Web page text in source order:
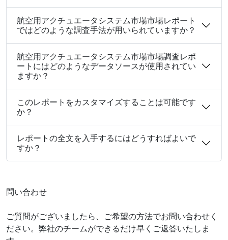
航空用アクチュエータシステム市場市場レポート
ではどのような調査手法が用いられていますか？
航空用アクチュエータシステム市場市場調査レポ
ートにはどのようなデータソースが使用されてい
ますか？
このレポートをカスタマイズすることは可能です
か？
レポートの全文を入手するにはどうすればよいで
すか？
問い合わせ
ご質問がございましたら、ご希望の方法でお問い合わせく
ださい。弊社のチームができるだけ早くご返答いたしま